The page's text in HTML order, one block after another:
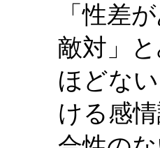
「性差
敵対」
ほどな
ける感